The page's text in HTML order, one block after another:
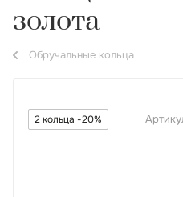
золота
Обручальные кольца
2 кольца -20%